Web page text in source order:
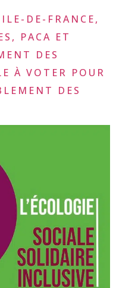
DE-FRANCE,
PACA ET
DES
À VOTER POUR
DES